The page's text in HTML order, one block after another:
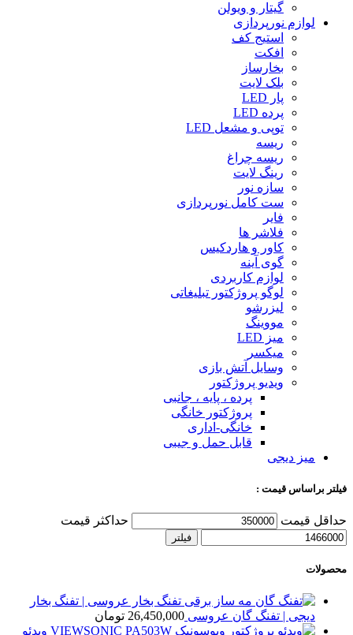
گیتار و ویولن
لوازم نورپردازی
استیج کف
افکت
بخارساز
بلک لایت
پار LED
پرده LED
توپی و مشعل LED
ریسه
ریسه چراغ
رینگ لایت
سازه نور
ست کامل نورپردازی
فایر
فلاشر ها
کاور و هاردکیس
گوی آینه
لوازم کاربردی
لوگو پروژکتور تبلیغاتی
لیزرشو
مووینگ
میز LED
میکسر
وسایل آتش بازی
ویدیو پروژکتور
پرده ، پایه ، جانبی
پروژکتور خانگی
خانگی-اداری
قابل حمل و جیبی
میز دیجی
فیلتر براساس قیمت :
حداقل قیمت حداکثر قیمت
فیلتر
محصولات
تفنگ بخار عروسی | تفنگ بخار
دیجی | تفنگ گان عروسی 26,450,000 تومان
ویدئو